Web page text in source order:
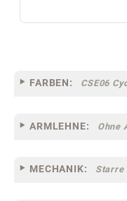
FARBEN: CSE06
ARMLEHNE: Ohne
MECHANIK: Starre